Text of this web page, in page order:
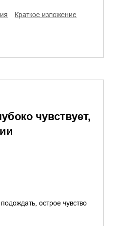
краткое изложение
чувствует,
острое чувство